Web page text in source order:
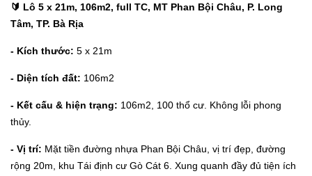
🔰 Lô 5 x 21m, 106m2, full TC, MT Phan Bội Châu, P. Long
Tâm, TP. Bà Rịa
- Kích thước: 5 x 21m
- Diện tích đất: 106m2
- Kết cấu & hiện trạng: 106m2, 100 thổ cư. Không lỗi phong
thủy.
- Vị trí: Mặt tiền đường nhựa Phan Bội Châu, vị trí đẹp, đường
rộng 20m, khu Tái định cư Gò Cát 6. Xung quanh đầy đủ tiện ích